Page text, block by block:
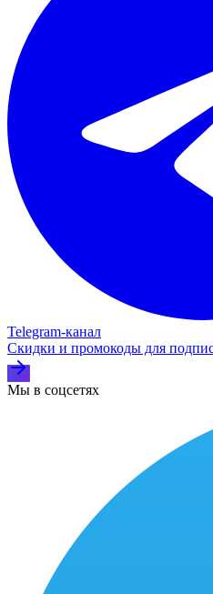
Telegram‑канал
Скидки и промокоды для
Мы в соцсетях